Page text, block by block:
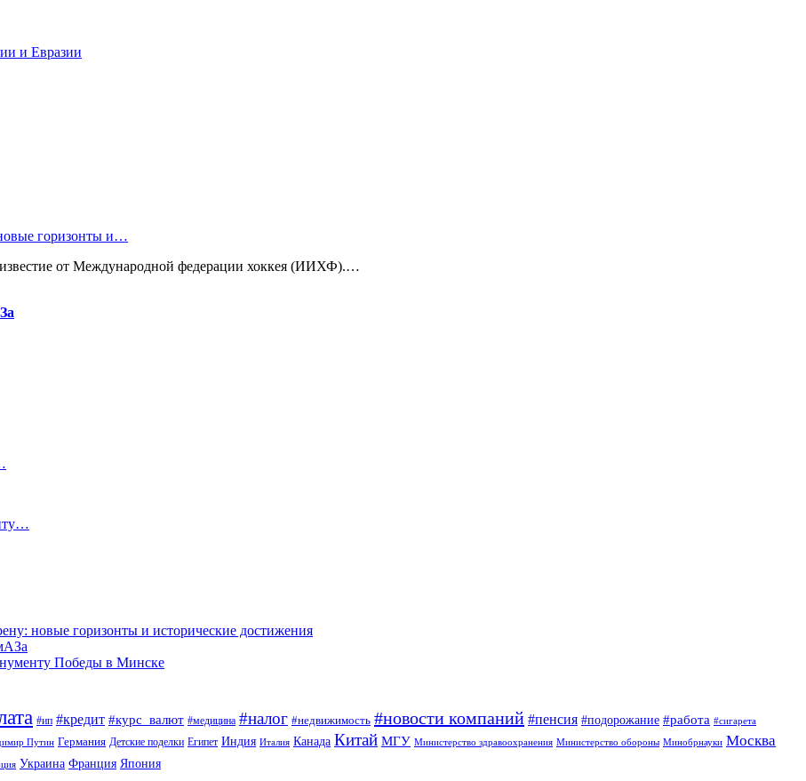
и Евразии
горизонты и…
известие от Международной федерации хоккея (ИИХФ).…
новые горизонты и исторические достижения
Победы в Минске
#ип #кредит #курс_валют #медицина #налог #недвижимость #новости компаний #пенсия #подорожание #работа #сигарета
Путин Германия Детские поделки Египет Индия Италия Канада Китай МГУ Министерство здравоохранения Министерство обороны Минобрнауки Москва
Украина Франция Япония